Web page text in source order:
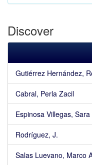
Discover
Gutiérrez Hernández,
Cabral, Perla Zacil
Espinosa Villegas, Sara
Rodríguez, J.
Salas Luevano, Marco